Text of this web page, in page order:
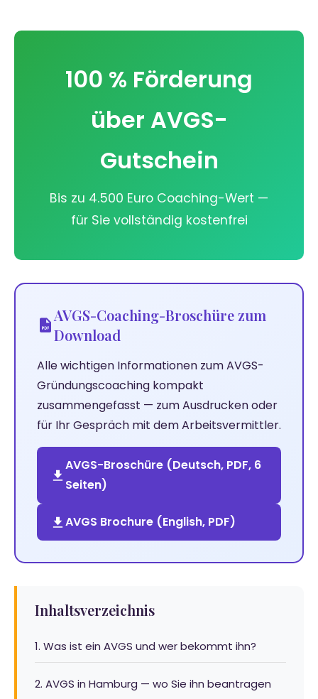
100 % Förderung
über AVGS-
Gutschein
Bis zu 4.500 Euro Coaching-Wert —
für Sie vollständig kostenfrei
AVGS-Coaching-Broschüre zum
Download
Alle wichtigen Informationen zum AVGS-
Gründungscoaching kompakt
zusammengefasst — zum Ausdrucken oder
für Ihr Gespräch mit dem Arbeitsvermittler.
AVGS-Broschüre (Deutsch, PDF, 6
Seiten)
AVGS Brochure (English, PDF)
Inhaltsverzeichnis
1. Was ist ein AVGS und wer bekommt ihn?
2. AVGS in Hamburg — wo Sie ihn beantragen